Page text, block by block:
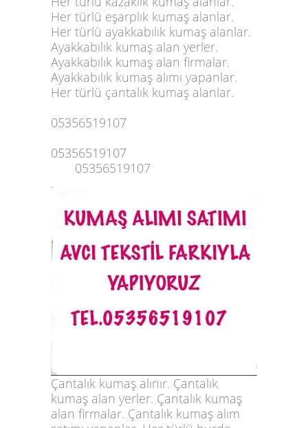
Her türlü eşarplık kumaş alanlar.
Her türlü ayakkabılık kumaş alanlar.
Ayakkabılık kumaş alan yerler.
Ayakkabılık kumaş alan firmalar.
Ayakkabılık kumaş alımı yapanlar.
Her türlü çantalık kumaş alanlar.
05356519107
05356519107
05356519107
.
Çantalık kumaş alınır. Çantalık
kumaş alan yerler. Çantalık kumaş
alan firmalar. Çantalık kumaş alım